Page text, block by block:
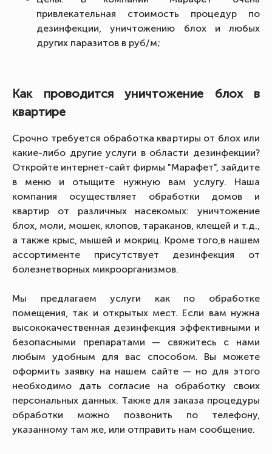
привлекательная стоимость процедур по
дезинфекции, уничтожению блох и любых
других паразитов в руб/м;
Как проводится уничтожение блох в
квартире
Срочно требуется обработка квартиры от блох или
какие-либо другие услуги в области дезинфекции?
Откройте интернет-сайт фирмы "Марафет", зайдите
в меню и отыщите нужную вам услугу. Наша
компания осуществляет обработки домов и
квартир от различных насекомых: уничтожение
блох, моли, мошек, клопов, тараканов, клещей и т.д.,
а также крыс, мышей и мокриц. Кроме того,в нашем
ассортименте присутствует дезинфекция от
болезнетворных микроорганизмов.
Мы предлагаем услуги как по обработке
помещения, так и открытых мест. Если вам нужна
высококачественная дезинфекция эффективными и
безопасными препаратами — свяжитесь с нами
любым удобным для вас способом. Вы можете
оформить заявку на нашем сайте — но для этого
необходимо дать согласие на обработку своих
персональных данных. Также для заказа процедуры
обработки можно позвонить по телефону,
указанному там же, или отправить нам сообщение.